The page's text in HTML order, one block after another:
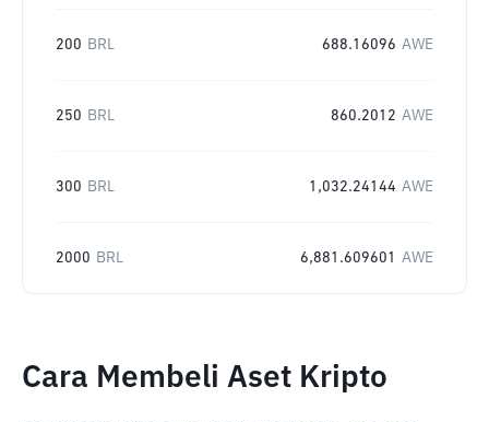
200 BRL 688.16096 AWE
250 BRL 860.2012 AWE
300 BRL 1,032.24144 AWE
2000 BRL 6,881.609601 AWE
Cara Membeli Aset Kripto